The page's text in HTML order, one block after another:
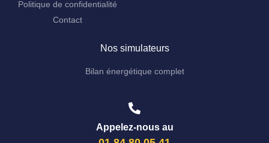
Politique de confidentialité
Contact
Nos simulateurs
Bilan énergétique complet
Appelez-nous au